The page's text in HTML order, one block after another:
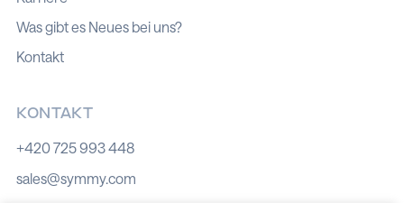
Was gibt es Neues bei uns?
Kontakt
KONTAKT
+420 725 993 448
sales@symmy.com